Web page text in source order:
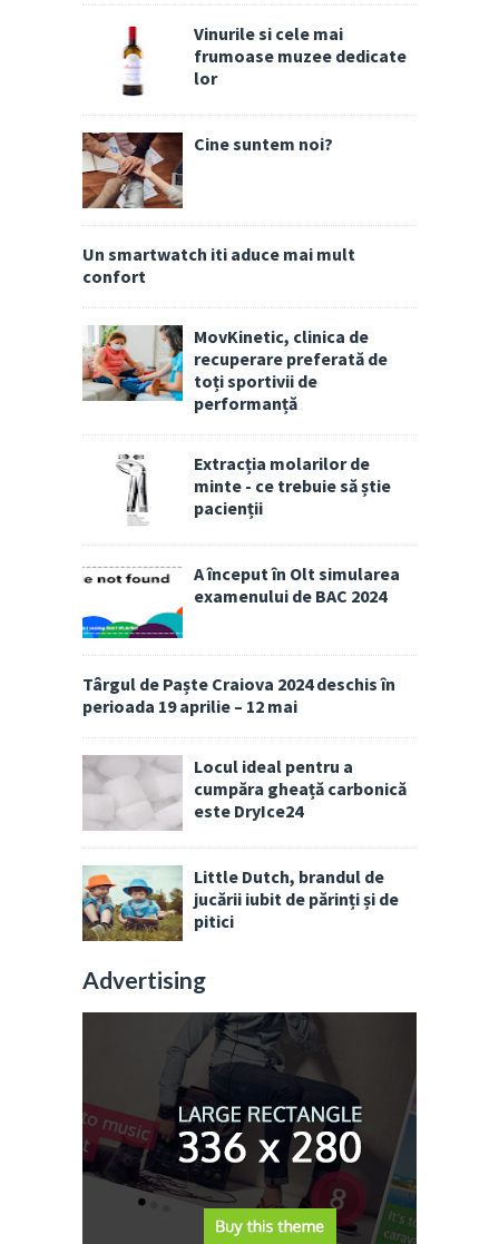
Vinurile si cele mai
frumoase muzee dedicate
lor
Cine suntem noi?
Un smartwatch iti aduce mai mult
confort
MovKinetic, clinica de
recuperare preferată de
toți sportivii de
performanță
Extracția molarilor de
minte - ce trebuie să știe
pacienții
A început în Olt simularea
examenului de BAC 2024
Târgul de Paște Craiova 2024 deschis în
perioada 19 aprilie – 12 mai
Locul ideal pentru a
cumpăra gheață carbonică
este DryIce24
Little Dutch, brandul de
jucării iubit de părinți și de
pitici
Advertising